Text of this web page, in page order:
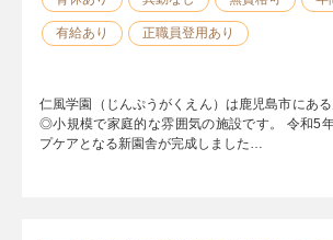
有給あり 正職員登用あり
仁風学園（じんぷうがくえん）は鹿児島市にある
◎小規模で家庭的な雰囲気の施設です。 令和5
プケアとなる新園舎が完成しました…